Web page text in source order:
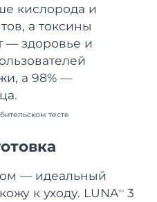
кислорода и
а токсины
— здоровье и
а 98% —
тесте
— идеальный
к уходу. LUNATM
3
Ожидаемая дата доставки
Ожидаемая дата доставки
Ожидаемая дата доставки
Ожидаемая дата доставки
8/12/26